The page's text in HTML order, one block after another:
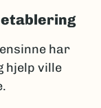
har
hjelp ville